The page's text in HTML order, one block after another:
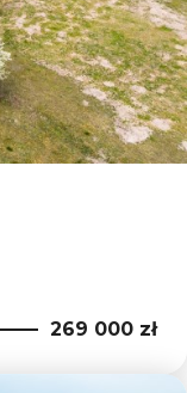
269 000 zł